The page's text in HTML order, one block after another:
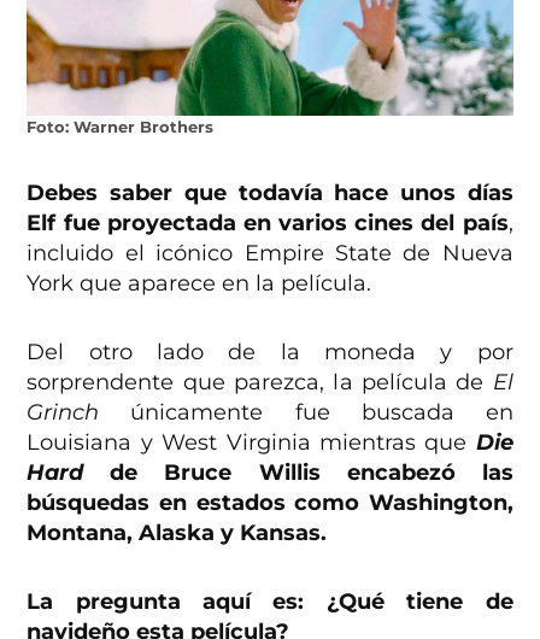
Foto: Warner Brothers
Debes saber que todavía hace unos días
Elf fue proyectada en varios cines del país,
incluido el icónico Empire State de Nueva
York que aparece en la película.
Del otro lado de la moneda y por
sorprendente que parezca, la película de El
Grinch únicamente fue buscada en
Louisiana y West Virginia mientras que Die
Hardde Bruce Willis encabezó las
búsquedas en estados como Washington,
Montana, Alaska y Kansas.
La pregunta aquí es: ¿Qué tiene de
navideño esta película?